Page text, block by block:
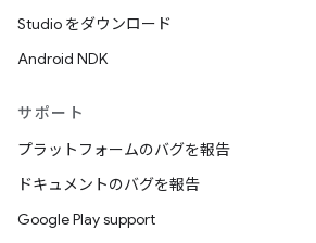
Studio をダウンロード
Android NDK
サポート
プラットフォームのバグを報告
ドキュメントのバグを報告
Google Play support